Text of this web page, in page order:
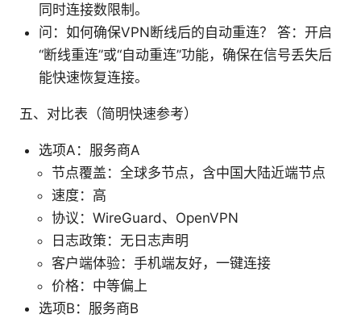
同时连接数限制。
问：如何确保VPN断线后的自动重连？ 答：开启
“断线重连”或“自动重连”功能，确保在信号丢失后
能快速恢复连接。
五、对比表（简明快速参考）
选项A：服务商A
节点覆盖：全球多节点，含中国大陆近端节点
速度：高
协议：WireGuard、OpenVPN
日志政策：无日志声明
客户端体验：手机端友好，一键连接
价格：中等偏上
选项B：服务商B